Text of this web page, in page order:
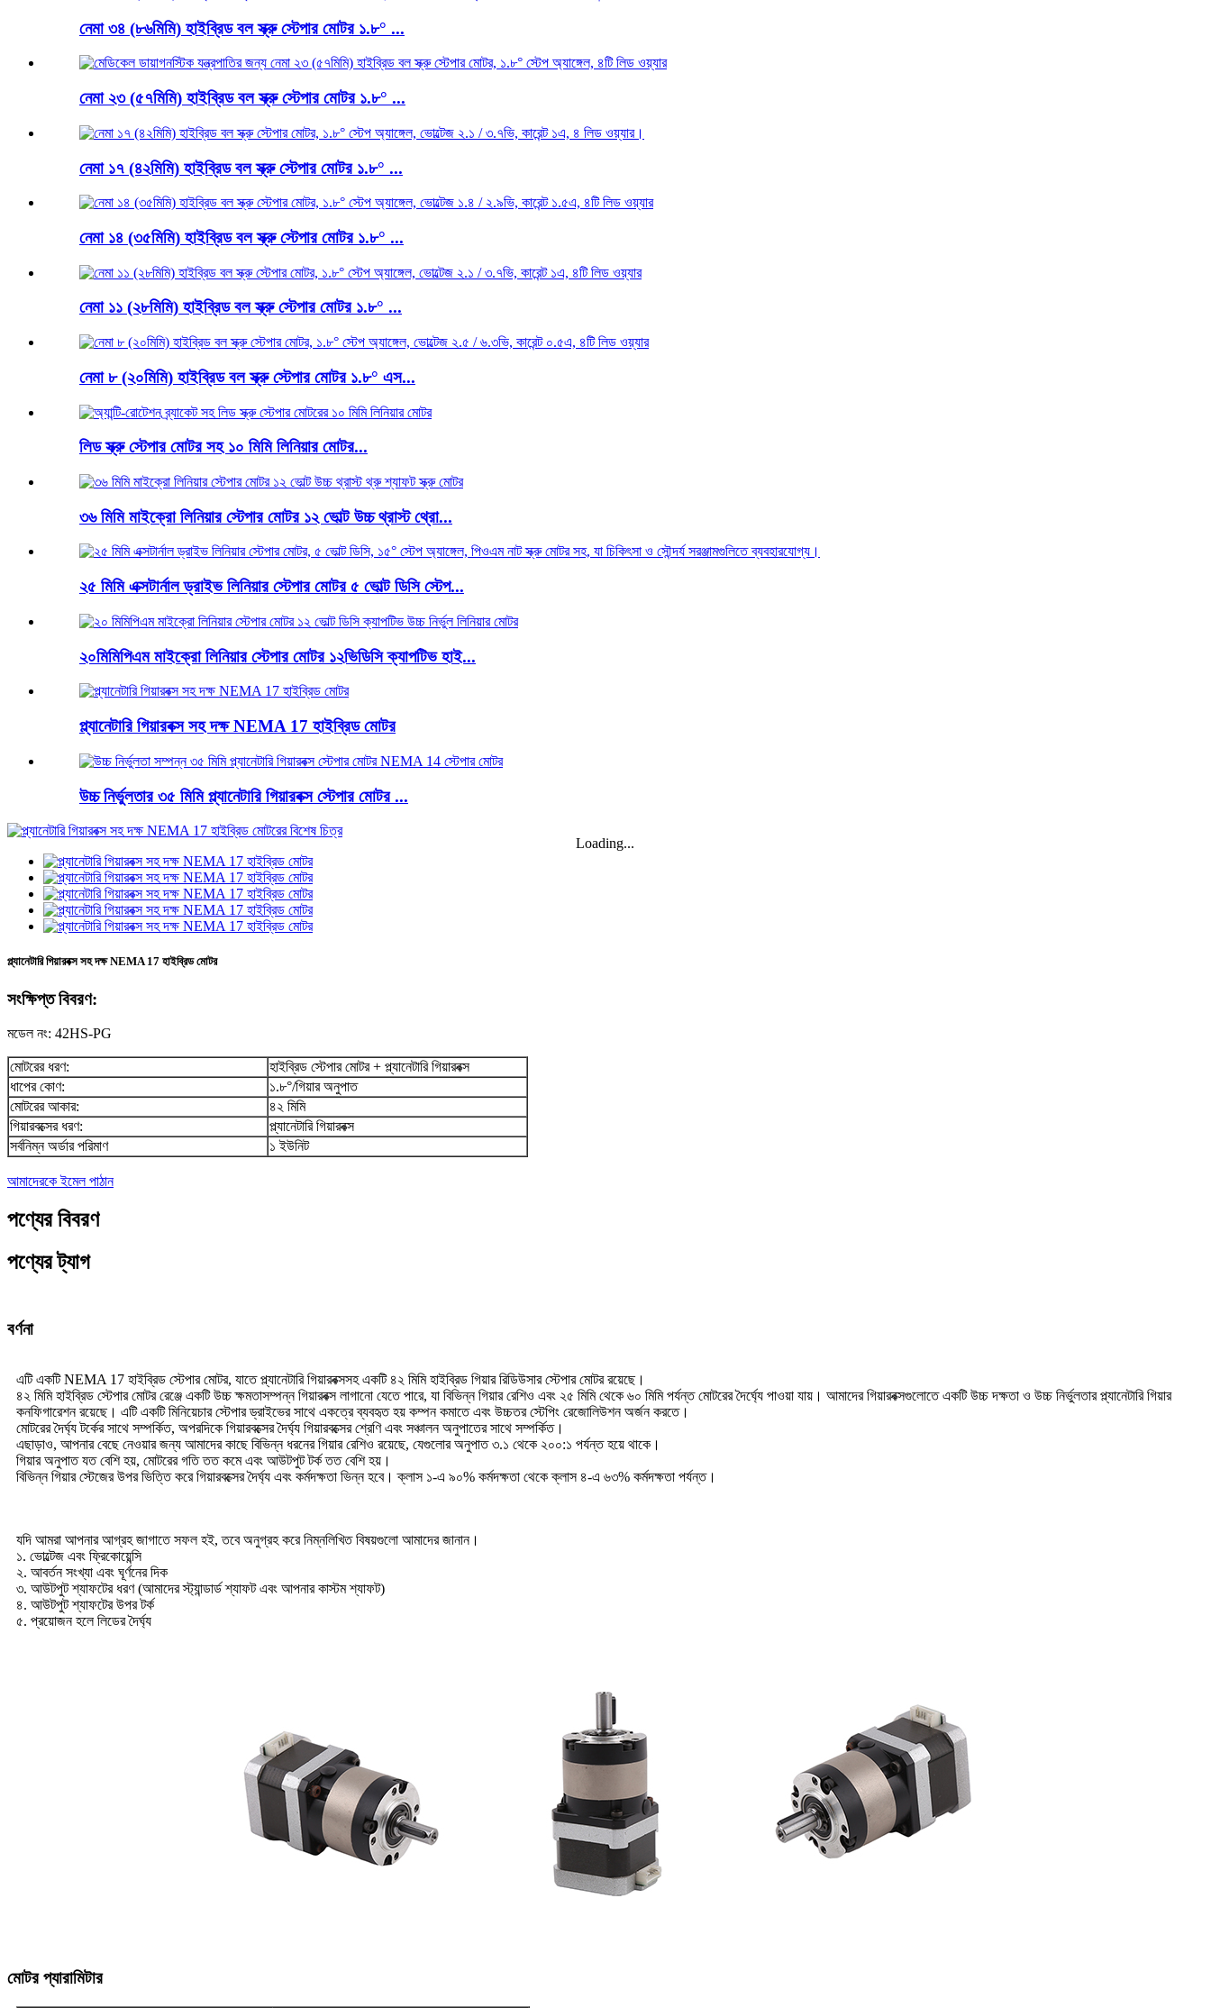
নেমা ৩৪ (৮৬মিমি) হাইব্রিড বল স্ক্রু স্টেপার মোটর ১.৮° ...
নেমা ২৩ (৫৭মিমি) হাইব্রিড বল স্ক্রু স্টেপার মোটর ১.৮° ...
নেমা ১৭ (৪২মিমি) হাইব্রিড বল স্ক্রু স্টেপার মোটর ১.৮° ...
নেমা ১৪ (৩৫মিমি) হাইব্রিড বল স্ক্রু স্টেপার মোটর ১.৮° ...
নেমা ১১ (২৮মিমি) হাইব্রিড বল স্ক্রু স্টেপার মোটর ১.৮° ...
নেমা ৮ (২০মিমি) হাইব্রিড বল স্ক্রু স্টেপার মোটর ১.৮° এস...
লিড স্ক্রু স্টেপার মোটর সহ ১০ মিমি লিনিয়ার মোটর...
৩৬ মিমি মাইক্রো লিনিয়ার স্টেপার মোটর ১২ ভোল্ট উচ্চ থ্রাস্ট থ্রো...
২৫ মিমি এক্সটার্নাল ড্রাইভ লিনিয়ার স্টেপার মোটর ৫ ভোল্ট ডিসি স্টেপ...
২০মিমিপিএম মাইক্রো লিনিয়ার স্টেপার মোটর ১২ভিডিসি ক্যাপটিভ হাই...
প্ল্যানেটারি গিয়ারবক্স সহ দক্ষ NEMA 17 হাইব্রিড মোটর
উচ্চ নির্ভুলতার ৩৫ মিমি প্ল্যানেটারি গিয়ারবক্স স্টেপার মোটর ...
Loading...
প্ল্যানেটারি গিয়ারবক্স সহ দক্ষ NEMA 17 হাইব্রিড মোটর
সংক্ষিপ্ত বিবরণ:
মডেল নং: 42HS-PG
মোটরের ধরণ:
হাইব্রিড স্টেপার মোটর + প্ল্যানেটারি গিয়ারবক্স
ধাপের কোণ:
১.৮°/গিয়ার অনুপাত
মোটরের আকার:
৪২ মিমি
গিয়ারবক্সের ধরণ:
প্ল্যানেটারি গিয়ারবক্স
সর্বনিম্ন অর্ডার পরিমাণ
১ ইউনিট
আমাদেরকে ইমেল পাঠান
পণ্যের বিবরণ
পণ্যের ট্যাগ
বর্ণনা
এটি একটি NEMA 17 হাইব্রিড স্টেপার মোটর, যাতে প্ল্যানেটারি গিয়ারবক্সসহ একটি ৪২ মিমি হাইব্রিড গিয়ার রিডিউসার স্টেপার মোটর রয়েছে।
৪২ মিমি হাইব্রিড স্টেপার মোটর রেঞ্জে একটি উচ্চ ক্ষমতাসম্পন্ন গিয়ারবক্স লাগানো যেতে পারে, যা বিভিন্ন গিয়ার রেশিও এবং ২৫ মিমি থেকে ৬০ মিমি পর্যন্ত মোটরের দৈর্ঘ্যে পাওয়া যায়। আমাদের গিয়ারবক্সগুলোতে একটি উচ্চ দক্ষতা ও উচ্চ নির্ভুলতার প্ল্যানেটারি গিয়ার
কনফিগারেশন রয়েছে। এটি একটি মিনিয়েচার স্টেপার ড্রাইভের সাথে একত্রে ব্যবহৃত হয় কম্পন কমাতে এবং উচ্চতর স্টেপিং রেজোলিউশন অর্জন করতে।
মোটরের দৈর্ঘ্য টর্কের সাথে সম্পর্কিত, অপরদিকে গিয়ারবক্সের দৈর্ঘ্য গিয়ারবক্সের শ্রেণি এবং সঞ্চালন অনুপাতের সাথে সম্পর্কিত।
এছাড়াও, আপনার বেছে নেওয়ার জন্য আমাদের কাছে বিভিন্ন ধরনের গিয়ার রেশিও রয়েছে, যেগুলোর অনুপাত ৩.১ থেকে ২০০:১ পর্যন্ত হয়ে থাকে।
গিয়ার অনুপাত যত বেশি হয়, মোটরের গতি তত কমে এবং আউটপুট টর্ক তত বেশি হয়।
বিভিন্ন গিয়ার স্টেজের উপর ভিত্তি করে গিয়ারবক্সের দৈর্ঘ্য এবং কর্মদক্ষতা ভিন্ন হবে। ক্লাস ১-এ ৯০% কর্মদক্ষতা থেকে ক্লাস ৪-এ ৬৩% কর্মদক্ষতা পর্যন্ত।
যদি আমরা আপনার আগ্রহ জাগাতে সফল হই, তবে অনুগ্রহ করে নিম্নলিখিত বিষয়গুলো আমাদের জানান।
১. ভোল্টেজ এবং ফ্রিকোয়েন্সি
২. আবর্তন সংখ্যা এবং ঘূর্ণনের দিক
৩. আউটপুট শ্যাফটের ধরণ (আমাদের স্ট্যান্ডার্ড শ্যাফট এবং আপনার কাস্টম শ্যাফট)
৪. আউটপুট শ্যাফটের উপর টর্ক
৫. প্রয়োজন হলে লিডের দৈর্ঘ্য
মোটর প্যারামিটার